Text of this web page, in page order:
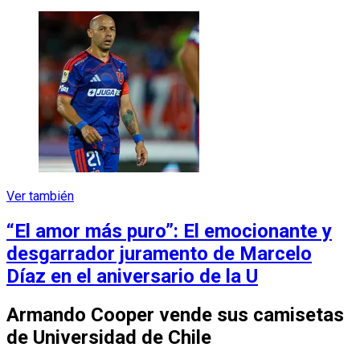
Ver también
“El amor más puro”: El emocionante y
desgarrador juramento de Marcelo
Díaz en el aniversario de la U
Armando Cooper vende sus camisetas
de Universidad de Chile